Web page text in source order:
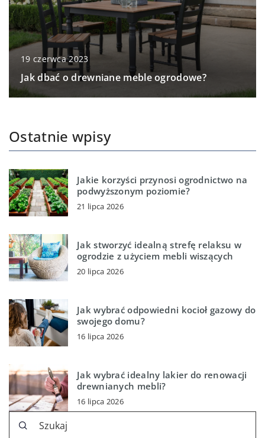
19 czerwca 2023
Jak dbać o drewniane meble ogrodowe?
Ostatnie wpisy
Jakie korzyści przynosi ogrodnictwo na
podwyższonym poziomie?
21 lipca 2026
Jak stworzyć idealną strefę relaksu w
ogrodzie z użyciem mebli wiszących
20 lipca 2026
Jak wybrać odpowiedni kocioł gazowy do
swojego domu?
16 lipca 2026
Jak wybrać idealny lakier do renowacji
drewnianych mebli?
16 lipca 2026